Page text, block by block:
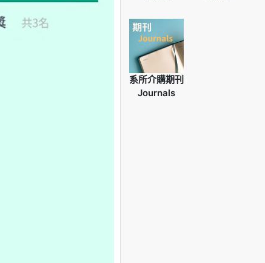
系所介購期刊
Journals